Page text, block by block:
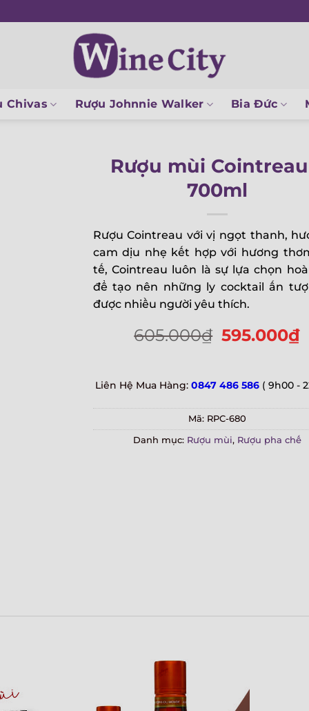
Chivas Rượu Johnnie Walker Bia Đức
Rượu mùi
700ml
Rượu Cointreau với vị ngọt thanh,
cam dịu nhẹ kết hợp với hương
tế, Cointreau luôn là sự lựa chọn
để tạo nên những ly cocktail ấn
được nhiều người yêu thích.
605.000₫ 595.000₫
Liên Hệ Mua Hàng: 0847 486 586 ( 9h00 -
Mã: RPC-680
Danh mục: Rượu mùi, Rượu pha chế